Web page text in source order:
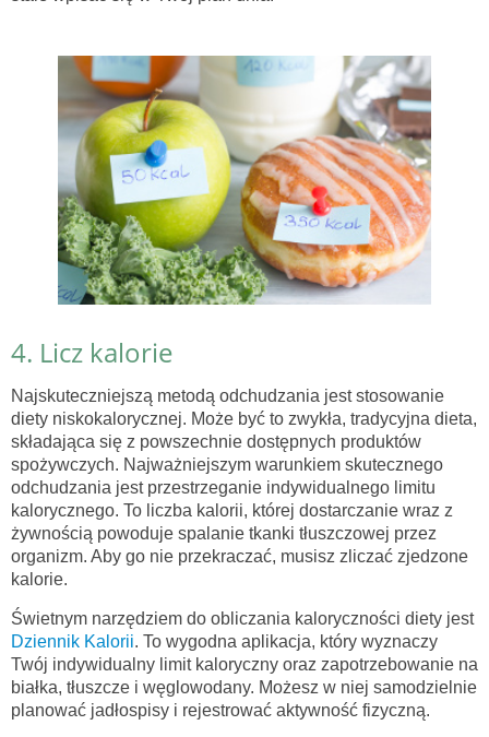
4. Licz kalorie
Najskuteczniejszą metodą odchudzania jest stosowanie
diety niskokalorycznej. Może być to zwykła, tradycyjna dieta,
składająca się z powszechnie dostępnych produktów
spożywczych. Najważniejszym warunkiem skutecznego
odchudzania jest przestrzeganie indywidualnego limitu
kalorycznego. To liczba kalorii, której dostarczanie wraz z
żywnością powoduje spalanie tkanki tłuszczowej przez
organizm. Aby go nie przekraczać, musisz zliczać zjedzone
kalorie.
Świetnym narzędziem do obliczania kaloryczności diety jest
Dziennik Kalorii. To wygodna aplikacja, który wyznaczy
Twój indywidualny limit kaloryczny oraz zapotrzebowanie na
białka, tłuszcze i węglowodany. Możesz w niej samodzielnie
planować jadłospisy i rejestrować aktywność fizyczną.